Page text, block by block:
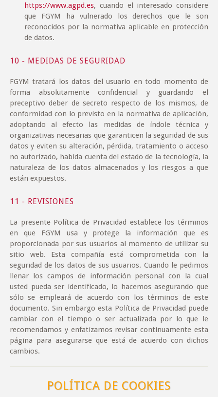
https://www.agpd.es, cuando el interesado considere
que FGYM ha vulnerado los derechos que le son
reconocidos por la normativa aplicable en protección
de datos.
10 - MEDIDAS DE SEGURIDAD
FGYM tratará los datos del usuario en todo momento de
forma absolutamente confidencial y guardando el
preceptivo deber de secreto respecto de los mismos, de
conformidad con lo previsto en la normativa de aplicación,
adoptando al efecto las medidas de índole técnica y
organizativas necesarias que garanticen la seguridad de sus
datos y eviten su alteración, pérdida, tratamiento o acceso
no autorizado, habida cuenta del estado de la tecnología, la
naturaleza de los datos almacenados y los riesgos a que
están expuestos.
11 - REVISIONES
La presente Política de Privacidad establece los términos
en que FGYM usa y protege la información que es
proporcionada por sus usuarios al momento de utilizar su
sitio web. Esta compañía está comprometida con la
seguridad de los datos de sus usuarios. Cuando le pedimos
llenar los campos de información personal con la cual
usted pueda ser identificado, lo hacemos asegurando que
sólo se empleará de acuerdo con los términos de este
documento. Sin embargo esta Política de Privacidad puede
cambiar con el tiempo o ser actualizada por lo que le
recomendamos y enfatizamos revisar continuamente esta
página para asegurarse que está de acuerdo con dichos
cambios.
POLÍTICA DE COOKIES